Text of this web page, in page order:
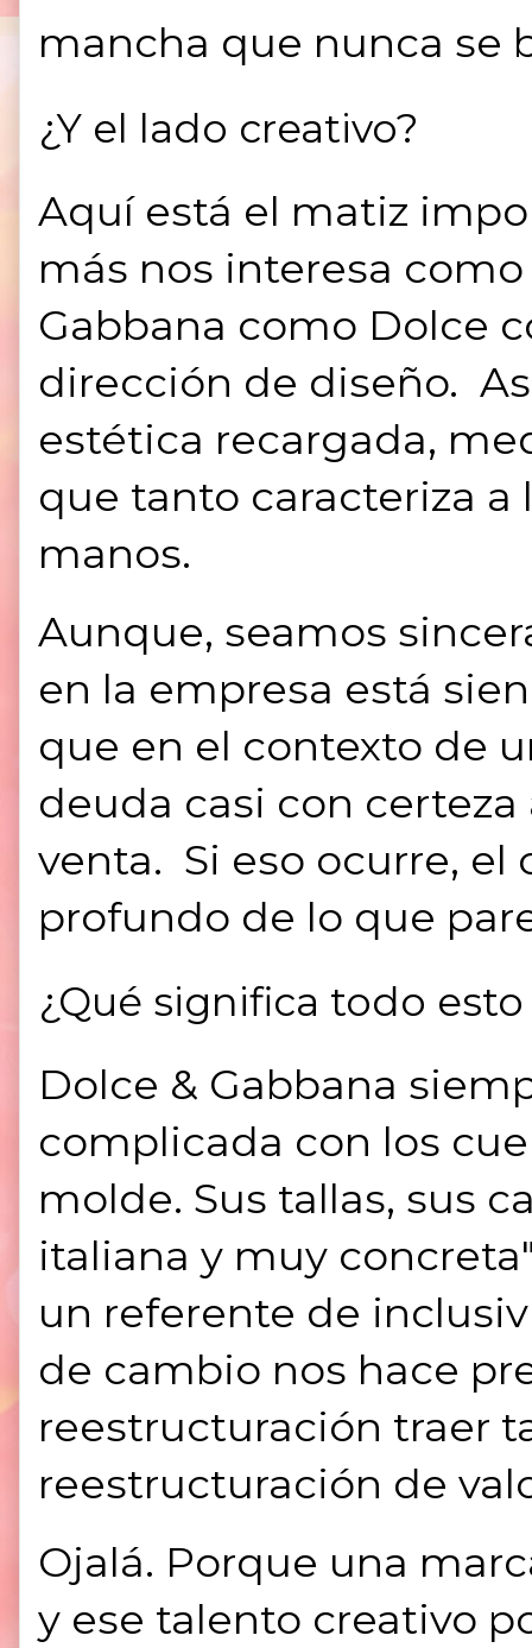
mancha que nunca se
¿Y el lado creativo?
Aquí está el matiz
más nos interesa
Gabbana como Dolce
dirección de diseño.
estética recargada,
que tanto caracteriza a
manos.
Aunque, seamos
en la empresa está
que en el contexto de
deuda casi con
venta. Si eso ocurre,
profundo de lo que
¿Qué significa todo
Dolce & Gabbana
complicada con los
molde. Sus tallas, sus
italiana y muy
un referente de
de cambio nos hace
reestructuración traer
reestructuración de
Ojalá. Porque una
y ese talento creativo